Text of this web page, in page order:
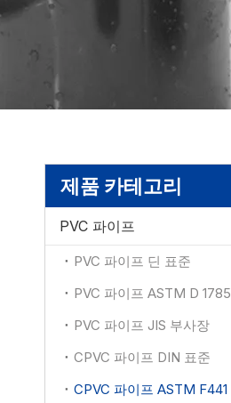
제품 카테고리
PVC 파이프
PVC 파이프 딘 표준
PVC 파이프 ASTM D 1785
PVC 파이프 JIS 부사장
CPVC 파이프 DIN 표준
CPVC 파이프 ASTM F441